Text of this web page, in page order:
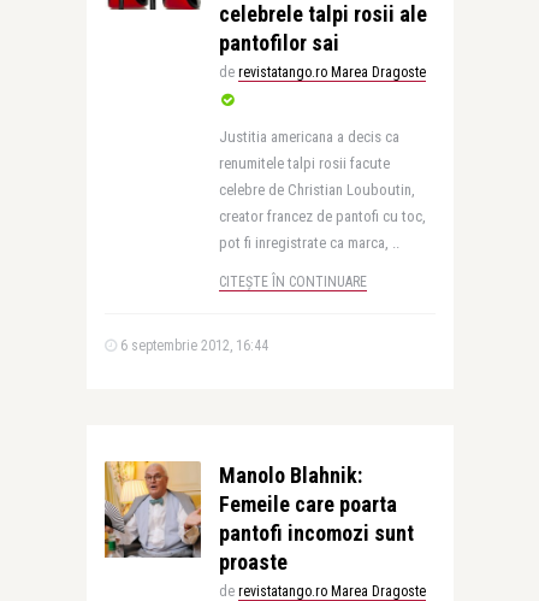
celebrele talpi rosii ale
pantofilor sai
de revistatango.ro Marea Dragoste
Justitia americana a decis ca
renumitele talpi rosii facute
celebre de Christian Louboutin,
creator francez de pantofi cu toc,
pot fi inregistrate ca marca, ..
CITEȘTE ÎN CONTINUARE
6 septembrie 2012, 16:44
Manolo Blahnik:
Femeile care poarta
pantofi incomozi sunt
proaste
de revistatango.ro Marea Dragoste